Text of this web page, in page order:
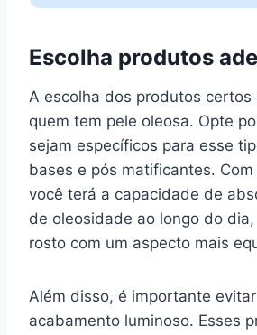
Escolha produtos
A escolha dos produtos certos
quem tem pele oleosa. Opte
sejam específicos para esse
bases e pós matificantes.
você terá a capacidade de
de oleosidade ao longo do
rosto com um aspecto mais
Além disso, é importante
acabamento luminoso. Esses